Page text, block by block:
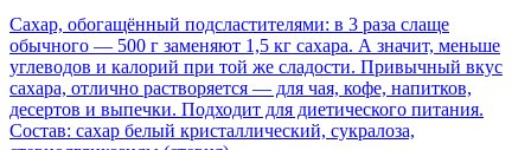
Сахар, обогащённый подсластителями: в 3 раза слаще
обычного — 500 г заменяют 1,5 кг сахара. А значит, меньше
углеводов и калорий при той же сладости. Привычный вкус
сахара, отлично растворяется — для чая, кофе, напитков,
десертов и выпечки. Подходит для диетического питания.
Состав: сахар белый кристаллический, сукралоза,